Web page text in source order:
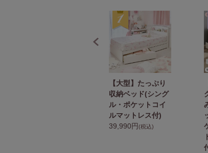
【大型】たっぷり
収納ベッド(シング
ル・ポケットコイ
ルマットレス付)
39,990円 (税込)